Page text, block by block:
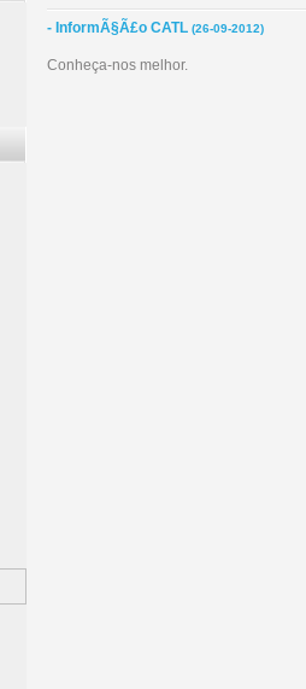
- InformÃ§Ã£o CATL (26-09-2012)
Conheça-nos melhor.